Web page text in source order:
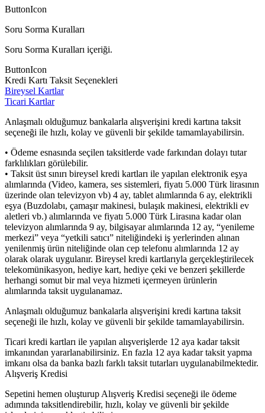
ButtonIcon
Soru Sorma Kuralları
Soru Sorma Kuralları içeriği.
ButtonIcon
Kredi Kartı Taksit Seçenekleri
Bireysel Kartlar
Ticari Kartlar
Anlaşmalı olduğumuz bankalarla alışverişini kredi kartına taksit
seçeneği ile hızlı, kolay ve güvenli bir şekilde tamamlayabilirsin.
• Ödeme esnasında seçilen taksitlerde vade farkından dolayı tutar
farklılıkları görülebilir.
• Taksit üst sınırı bireysel kredi kartları ile yapılan elektronik eşya
alımlarında (Video, kamera, ses sistemleri, fiyatı 5.000 Türk lirasının
üzerinde olan televizyon vb) 4 ay, tablet alımlarında 6 ay, elektrikli
eşya (Buzdolabı, çamaşır makinesi, bulaşık makinesi, elektrikli ev
aletleri vb.) alımlarında ve fiyatı 5.000 Türk Lirasına kadar olan
televizyon alımlarında 9 ay, bilgisayar alımlarında 12 ay, “yenileme
merkezi” veya “yetkili satıcı” niteliğindeki iş yerlerinden alınan
yenilenmiş ürün niteliğinde olan cep telefonu alımlarında 12 ay
olarak olarak uygulanır. Bireysel kredi kartlarıyla gerçekleştirilecek
telekomünikasyon, hediye kart, hediye çeki ve benzeri şekillerde
herhangi somut bir mal veya hizmeti içermeyen ürünlerin
alımlarında taksit uygulanamaz.
Anlaşmalı olduğumuz bankalarla alışverişini kredi kartına taksit
seçeneği ile hızlı, kolay ve güvenli bir şekilde tamamlayabilirsin.
Ticari kredi kartları ile yapılan alışverişlerde 12 aya kadar taksit
imkanından yararlanabilirsiniz. En fazla 12 aya kadar taksit yapma
imkanı olsa da banka bazlı farklı taksit tutarları uygulanabilmektedir.
Alışveriş Kredisi
Sepetini hemen oluşturup Alışveriş Kredisi seçeneği ile ödeme
adımında taksitlendirebilir, hızlı, kolay ve güvenli bir şekilde